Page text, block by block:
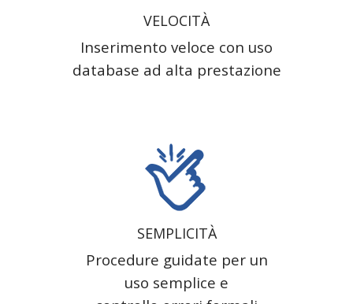
VELOCITÀ
Inserimento veloce con uso
database ad alta prestazione
SEMPLICITÀ
Procedure guidate per un
uso semplice e